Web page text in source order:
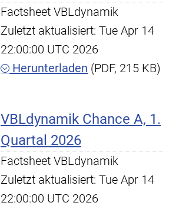
Factsheet VBLdynamik
Zuletzt aktualisiert: Tue Apr 14
22:00:00 UTC 2026
Herunterladen (PDF, 215 KB)
VBLdynamik Chance A, 1.
Quartal 2026
Factsheet VBLdynamik
Zuletzt aktualisiert: Tue Apr 14
22:00:00 UTC 2026